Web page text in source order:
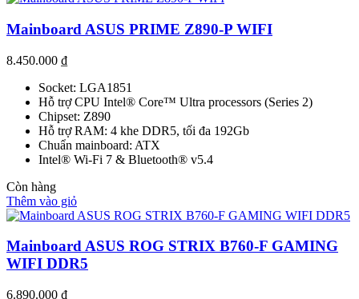
Mainboard ASUS PRIME Z890-P WIFI
8.450.000 ₫
Socket: LGA1851
Hỗ trợ CPU Intel® Core™ Ultra processors (Series 2)
Chipset: Z890
Hỗ trợ RAM: 4 khe DDR5, tối đa 192Gb
Chuẩn mainboard: ATX
Intel® Wi-Fi 7 & Bluetooth® v5.4
Còn hàng
Thêm vào giỏ
Mainboard ASUS ROG STRIX B760-F GAMING
WIFI DDR5
6.890.000 ₫